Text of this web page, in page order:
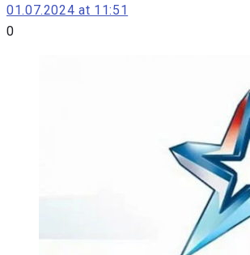
01.07.2024 at 11:51
0